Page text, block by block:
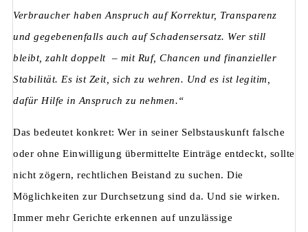
Verbraucher haben Anspruch auf Korrektur, Transparenz
und gegebenenfalls auch auf Schadensersatz. Wer still
bleibt, zahlt doppelt – mit Ruf, Chancen und finanzieller
Stabilität. Es ist Zeit, sich zu wehren. Und es ist legitim,
dafür Hilfe in Anspruch zu nehmen.“
Das bedeutet konkret: Wer in seiner Selbstauskunft falsche
oder ohne Einwilligung übermittelte Einträge entdeckt, sollte
nicht zögern, rechtlichen Beistand zu suchen. Die
Möglichkeiten zur Durchsetzung sind da. Und sie wirken.
Immer mehr Gerichte erkennen auf unzulässige